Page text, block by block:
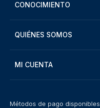
CONOCIMIENTO
QUIÉNES SOMOS
MI CUENTA
Métodos de pago disponibles